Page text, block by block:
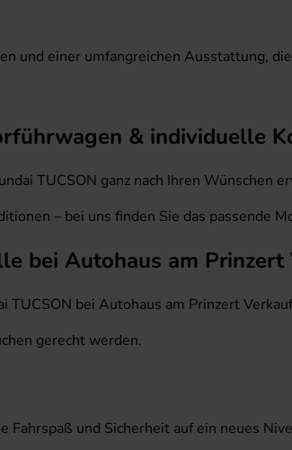
und einer umfangreichen Ausstattung,
& individuelle
TUCSON ganz nach Ihren
– bei uns finden Sie das passende
bei Autohaus am Prinzert
bei Autohaus am Prinzert
gerecht werden.
und Sicherheit auf ein neues